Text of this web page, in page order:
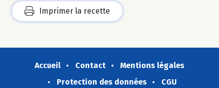
Imprimer la recette
Accueil Contact
Mentions légales
Protection des données
CGU